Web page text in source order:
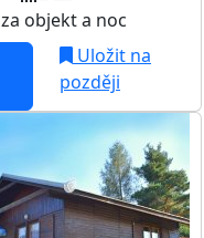
za objekt a noc
Uložit na
později